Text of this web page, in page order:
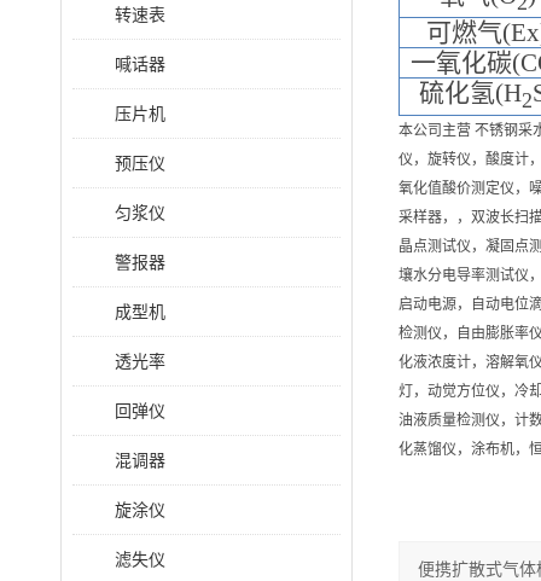
转速表
喊话器
压片机
预压仪
匀浆仪
警报器
成型机
透光率
回弹仪
混调器
旋涂仪
滤失仪
可燃气
一氧化碳
硫化氢(H2
本公司主营 不锈钢采
仪，旋转仪，酸度计
氧化值酸价测定仪，
采样器，，双波长扫
晶点测试仪，凝固点
壤水分电导率测试仪
启动电源，自动电位
检测仪，自由膨胀率
化液浓度计，溶解氧
灯，动觉方位仪，冷
油液质量检测仪，计
化蒸馏仪，涂布机，